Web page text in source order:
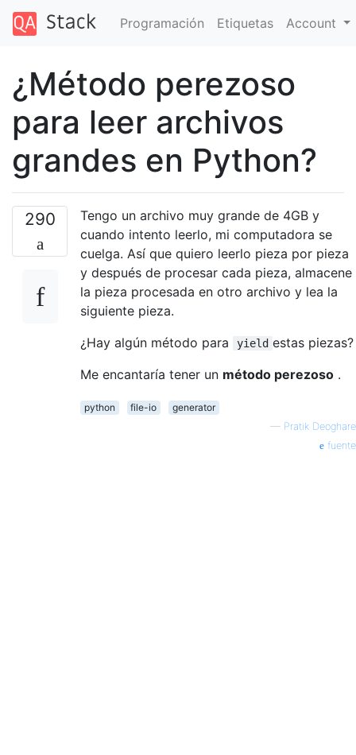
Programación Etiquetas Account
¿Método perezoso
para leer archivos
grandes en Python?
290
Tengo un archivo muy grande de 4GB y
cuando intento leerlo, mi computadora se
cuelga. Así que quiero leerlo pieza por pieza
y después de procesar cada pieza, almacene
la pieza procesada en otro archivo y lea la
siguiente pieza.
¿Hay algún método para
yield estas piezas?
Me encantaría tener un método perezoso .
python file-io
generator
— Pratik Deoghare
fuente